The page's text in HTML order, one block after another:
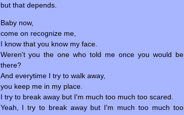
but that depends.
Baby now,
come on recognize me,
I know that you know my face.
Weren't you the one who told me once you would be
there?
And everytime I try to walk away,
you keep me in my place.
I try to break away but I'm much too much too scared.
Yeah, I try to break away but I'm much too much too